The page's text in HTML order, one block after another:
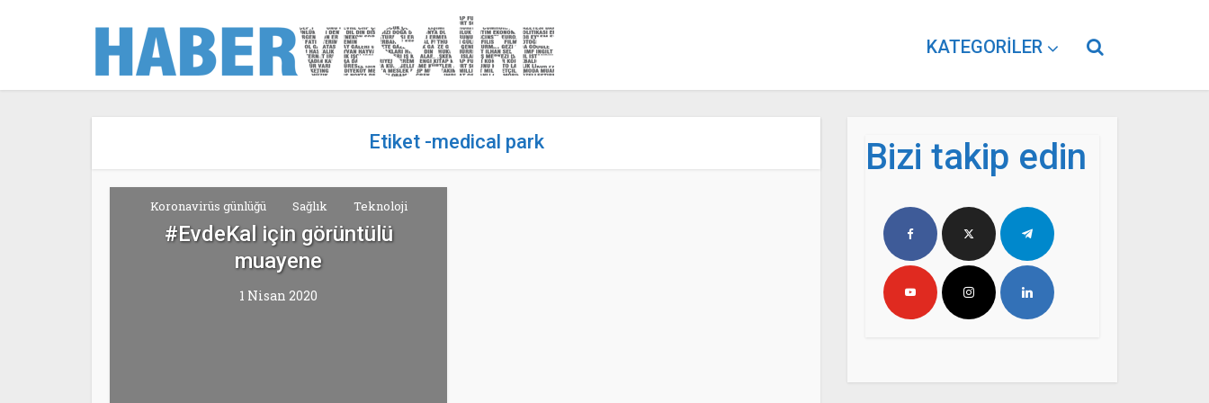
KATEGORILER
Etiket -medical park
Koronavirüs günlüğü Sağlık Teknoloji
#EvdeKal için görüntülü
muayene
1 Nisan 2020
Bizi takip edin